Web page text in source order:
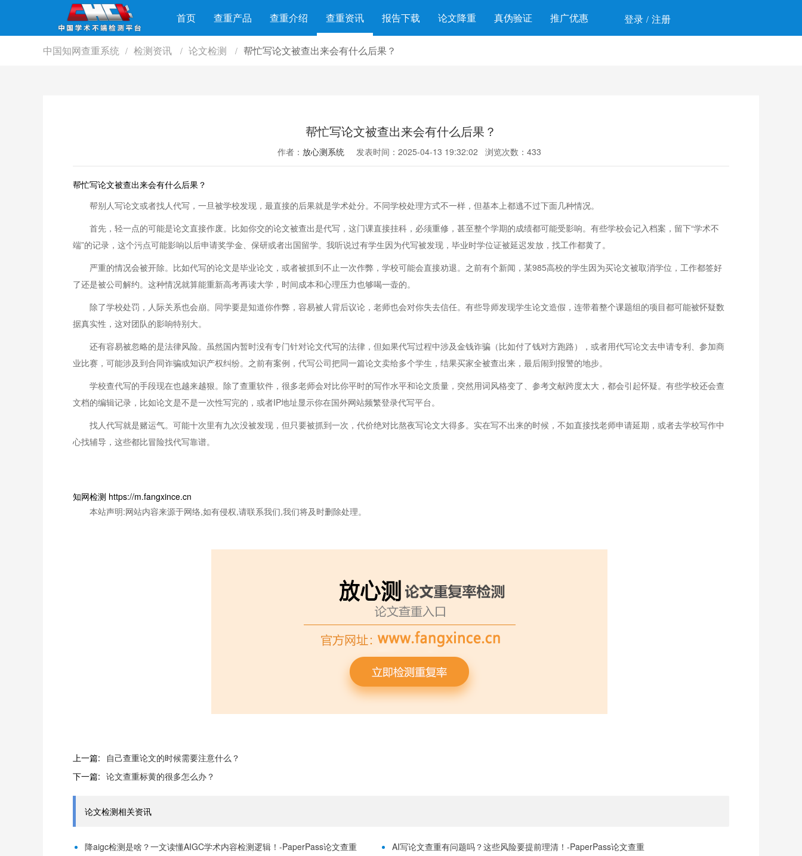
首页 查重产品 查重介绍 查重资讯 报告下载 论文降重 真伪验证 推广优惠 登录 / 注册
中国知网查重系统 / 检测资讯 / 论文检测 / 帮忙写论文被查出来会有什么后果？
帮忙写论文被查出来会有什么后果？
作者： 放心测系统 发表时间：2025-04-13 19:32:02 浏览次数：433
帮忙写论文被查出来会有什么后果？
帮别人写论文或者找人代写，一旦被学校发现，最直接的后果就是学术处分。不同学校处理方式不一样，但基本上都逃不过下面几种情况。
首先，轻一点的可能是论文直接作废。比如你交的论文被查出是代写，这门课直接挂科，必须重修，甚至整个学期的成绩都可能受影响。有些学校会记入档案，留下“学术不
端”的记录，这个污点可能影响以后申请奖学金、保研或者出国留学。我听说过有学生因为代写被发现，毕业时学位证被延迟发放，找工作都黄了。
严重的情况会被开除。比如代写的论文是毕业论文，或者被抓到不止一次作弊，学校可能会直接劝退。之前有个新闻，某985高校的学生因为买论文被取消学位，工作都签好
了还是被公司解约。这种情况就算能重新高考再读大学，时间成本和心理压力也够喝一壶的。
除了学校处罚，人际关系也会崩。同学要是知道你作弊，容易被人背后议论，老师也会对你失去信任。有些导师发现学生论文造假，连带着整个课题组的项目都可能被怀疑数
据真实性，这对团队的影响特别大。
还有容易被忽略的是法律风险。虽然国内暂时没有专门针对论文代写的法律，但如果代写过程中涉及金钱诈骗（比如付了钱对方跑路），或者用代写论文去申请专利、参加商
业比赛，可能涉及到合同诈骗或知识产权纠纷。之前有案例，代写公司把同一篇论文卖给多个学生，结果买家全被查出来，最后闹到报警的地步。
学校查代写的手段现在也越来越狠。除了查重软件，很多老师会对比你平时的写作水平和论文质量，突然用词风格变了、参考文献跨度太大，都会引起怀疑。有些学校还会查
文档的编辑记录，比如论文是不是一次性写完的，或者IP地址显示你在国外网站频繁登录代写平台。
找人代写就是赌运气。可能十次里有九次没被发现，但只要被抓到一次，代价绝对比熬夜写论文大得多。实在写不出来的时候，不如直接找老师申请延期，或者去学校写作中
心找辅导，这些都比冒险找代写靠谱。
知网检测 https://m.fangxince.cn
本站声明:网站内容来源于网络,如有侵权,请联系我们,我们将及时删除处理。
上一篇:
自己查重论文的时候需要注意什么？
下一篇: 论文查重标黄的很多怎么办？
论文检测相关资讯
降aigc检测是啥？一文读懂AIGC学术内容检测逻辑！-PaperPass论文查重
AI写论文查重有问题吗？这些风险要提前理清！-PaperPass论文查重